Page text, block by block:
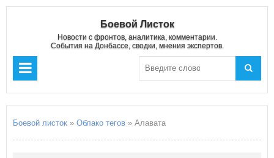
Боевой Листок
Новости с фронтов, аналитика, комментарии.
События на Донбассе, сводки, мнения экспертов.
Боевой листок » Облако тегов » Алавата